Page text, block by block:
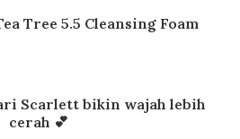
Tree 5.5 Cleansing Foam
Scarlett bikin wajah lebih
cerah 💕